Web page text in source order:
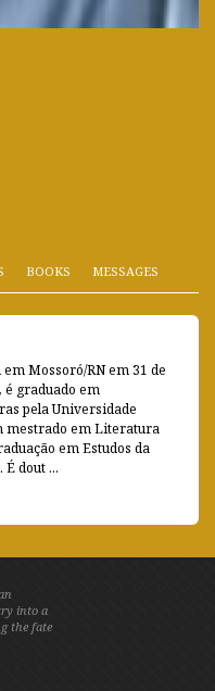
BOOKS MESSAGES
Mossoró/RN em 31 de
é graduado em
pela Universidade
mestrado em Literatura
em Estudos da
dout ...
into a
the fate